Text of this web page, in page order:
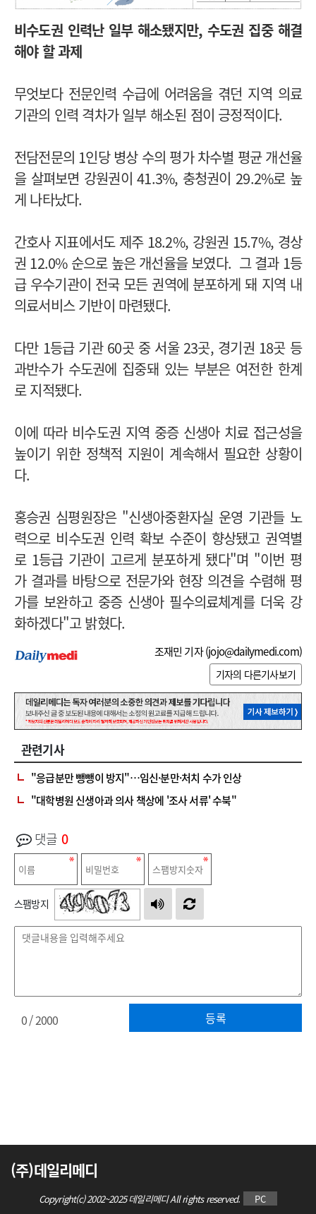
비수도권 인력난 일부 해소됐지만, 수도권 집중 해결
해야 할 과제
무엇보다 전문인력 수급에 어려움을 겪던 지역 의료
기관의 인력 격차가 일부 해소된 점이 긍정적이다.
전담전문의 1인당 병상 수의 평가 차수별 평균 개선율
을 살펴보면 강원권이 41.3%, 충청권이 29.2%로 높
게 나타났다.
간호사 지표에서도 제주 18.2%, 강원권 15.7%, 경상
권 12.0% 순으로 높은 개선율을 보였다. 그 결과 1등
급 우수기관이 전국 모든 권역에 분포하게 돼 지역 내
의료서비스 기반이 마련됐다.
다만 1등급 기관 60곳 중 서울 23곳, 경기권 18곳 등
과반수가 수도권에 집중돼 있는 부분은 여전한 한계
로 지적됐다.
이에 따라 비수도권 지역 중증 신생아 치료 접근성을
높이기 위한 정책적 지원이 계속해서 필요한 상황이
다.
홍승권 심평원장은 "신생아중환자실 운영 기관들 노
력으로 비수도권 인력 확보 수준이 향상됐고 권역별
로 1등급 기관이 고르게 분포하게 됐다"며 "이번 평
가 결과를 바탕으로 전문가와 현장 의견을 수렴해 평
가를 보완하고 중증 신생아 필수의료체계를 더욱 강
화하겠다"고 밝혔다.
조재민 기자 (jojo@dailymedi.com)
기자의 다른기사보기
관련기사
"응급분만 뺑뺑이 방지"…임신·분만·처치 수가 인상
"대학병원 신생아과 의사 책상에 '조사 서류' 수북"
댓글 0
스팸방지
등록
0/ 2000
(주)데일리메디
Copyright(c) 2002~2025 데일리메디 All rights reserved. PC